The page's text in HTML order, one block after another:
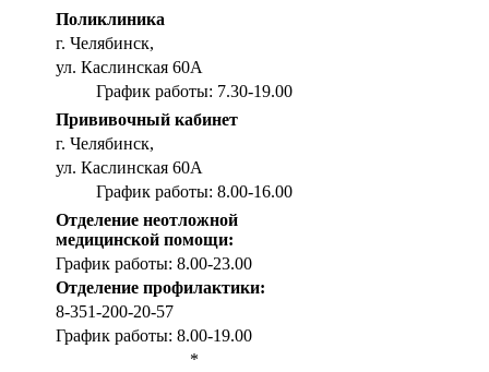
Поликлиника
г. Челябинск,
ул. Каслинская 60А
График работы: 7.30-19.00
Прививочный кабинет
г. Челябинск,
ул. Каслинская 60А
График работы: 8.00-16.00
Отделение неотложной
медицинской помощи:
График работы: 8.00-23.00
Отделение профилактики:
8-351-200-20-57
График работы: 8.00-19.00
*